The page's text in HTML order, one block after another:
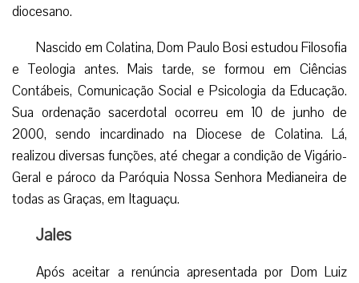
diocesano.
Nascido em Colatina, Dom Paulo Bosi estudou Filosofia
e Teologia antes. Mais tarde, se formou em Ciências
Contábeis, Comunicação Social e Psicologia da Educação.
Sua ordenação sacerdotal ocorreu em 10 de junho de
2000, sendo incardinado na Diocese de Colatina. Lá,
realizou diversas funções, até chegar a condição de Vigário-
Geral e pároco da Paróquia Nossa Senhora Medianeira de
todas as Graças, em Itaguaçu.
Jales
Após aceitar a renúncia apresentada por Dom Luiz